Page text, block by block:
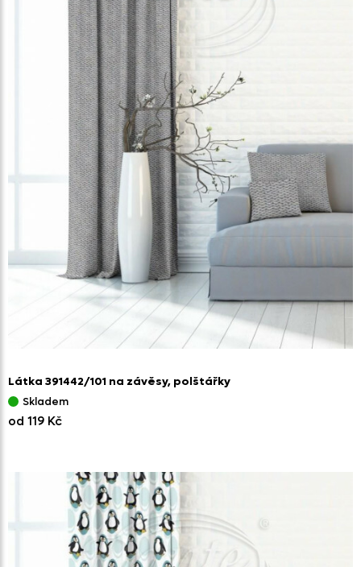
Látka 391442/101 na závěsy, polštářky
Skladem
od 119 Kč